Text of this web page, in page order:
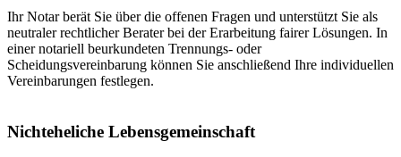
Ihr Notar berät Sie über die offenen Fragen und unterstützt Sie als
neutraler rechtlicher Berater bei der Erarbeitung fairer Lösungen. In
einer notariell beurkundeten Trennungs- oder
Scheidungsvereinbarung können Sie anschließend Ihre individuellen
Vereinbarungen festlegen.
Nichteheliche Lebensgemeinschaft